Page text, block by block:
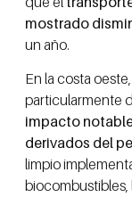
mostrado
un año.
En la costa
particularmente
impacto
derivados del
limpio